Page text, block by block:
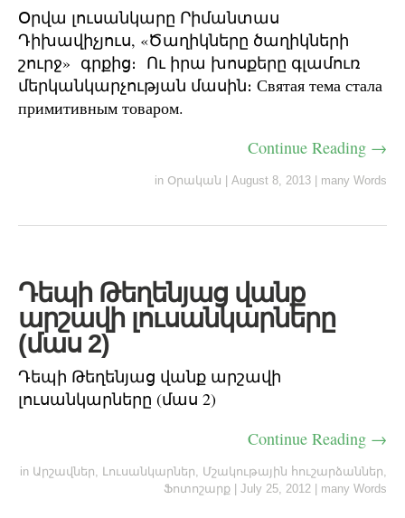
Օրվա լուսանկարը Րիմանտաս
Դիխավիչյուս, «Ծաղիկները ծաղիկների
շուրջ» գրքից։ Ու իրա խոսքերը գլամուռ
մերկանկարչության մասին։ Святая тема стала
примитивным товаром.
Continue Reading →
in Օրական August 8, 2013 many Words
Դեպի Թեղենյաց վանք
արշավի լուսանկարները
(մաս 2)
Դեպի Թեղենյաց վանք արշավի
լուսանկարները (մաս 2)
Continue Reading →
in Արշավներ, Լուսանկարներ, Մշակութային հուշարձաններ,
Ֆոտոշարք
July 25, 2012 many Words